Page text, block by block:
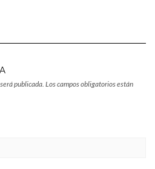
publicada. Los campos obligatorios están